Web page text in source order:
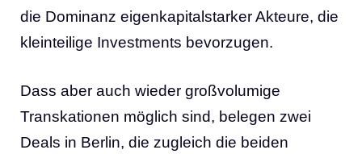
die Dominanz eigenkapitalstarker Akteure, die
kleinteilige Investments bevorzugen.
Dass aber auch wieder großvolumige
Transkationen möglich sind, belegen zwei
Deals in Berlin, die zugleich die beiden